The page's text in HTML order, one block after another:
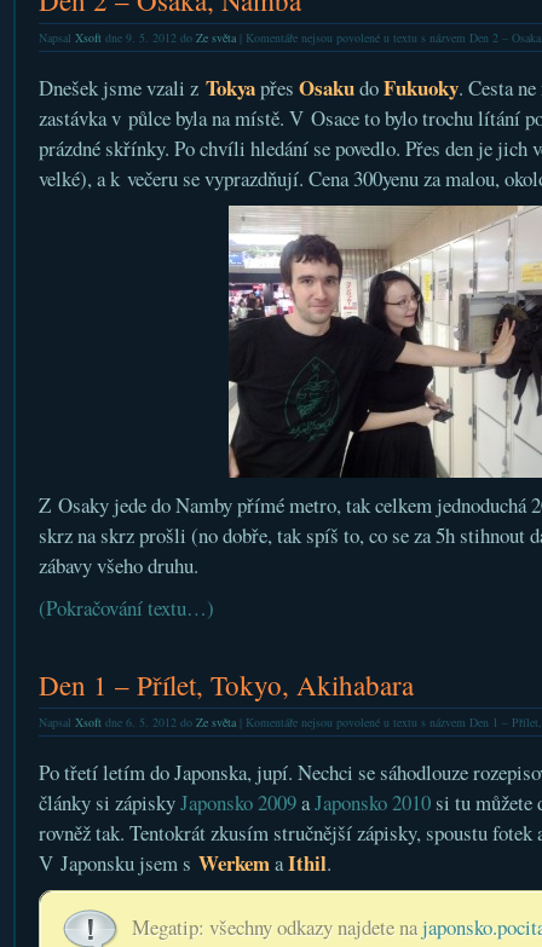
Napsal Xsoftdne 9. 5. 2012 do Ze světa| Komentáře nejsou povolenéu textu s názvem Den 2 –
Dnešek jsme vzali z Tokyapřes OsakudoFukuoky. Cesta
zastávka v půlce byla na místě. V Osace to bylo trochu lítání
prázdné skřínky. Po chvíli hledání se povedlo. Přes den je jich
velké), a k večeru se vyprazdňují. Cena 300yenu za malou,
Z Osaky jede do Namby přímé metro, tak celkem jednoduchá
skrz na skrz prošli (no dobře, tak spíš to, co se za 5h stihnout
zábavy všeho druhu.
(Pokračování textu…)
Den 1 – Přílet, Tokyo, Akihabara
Napsal Xsoftdne 6. 5. 2012 do Ze světa| Komentáře nejsou povolenéu textu s názvem Den 1 –
Po třetí letím do Japonska, jupí. Nechci se sáhodlouze
články si zápiskyJaponsko 2009aJaponsko 2010si tu můžete
rovněž tak. Tentokrát zkusím stručnější zápisky, spoustu
V Japonsku jsem s WerkemaIthil.
Megatip: všechny odkazy najdete na